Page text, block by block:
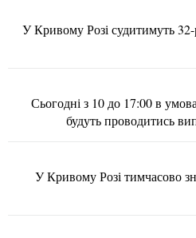
У Кривому Розі судитимуть 32-
Сьогодні з 10 до 17:00 в
будуть проводитись
У Кривому Розі тимчасово